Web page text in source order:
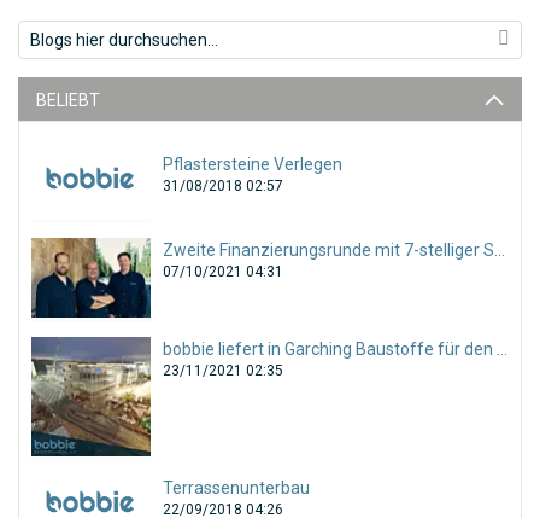
BELIEBT
Pflastersteine Verlegen
31/08/2018 02:57
07/10/2021 04:31
bobbie liefert in Garching Baustoffe für den gesamten Tiefbau!
23/11/2021 02:35
Terrassenunterbau
22/09/2018 04:26